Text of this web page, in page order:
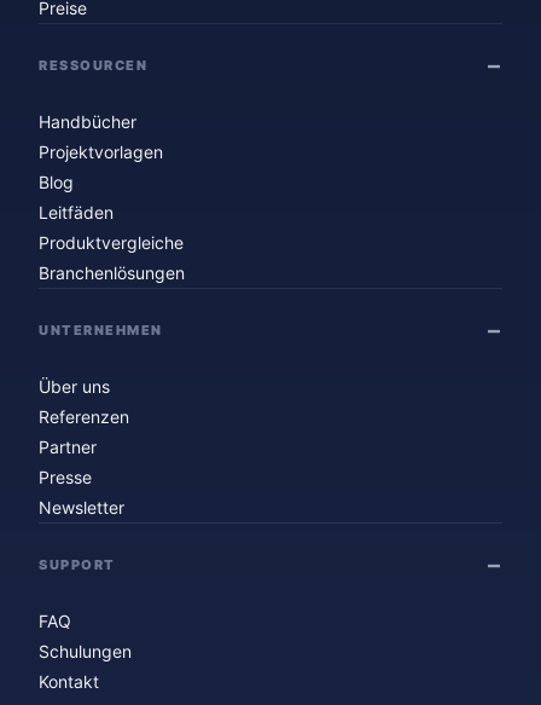
Preise
RESSOURCEN
Handbücher
Projektvorlagen
Blog
Leitfäden
Produktvergleiche
Branchenlösungen
UNTERNEHMEN
Über uns
Referenzen
Partner
Presse
Newsletter
SUPPORT
FAQ
Schulungen
Kontakt